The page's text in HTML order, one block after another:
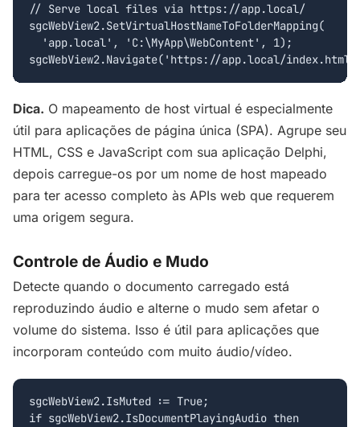
// Serve local files via https://app.local/
sgcWebView2.SetVirtualHostNameToFolderMapping(
  'app.local', 'C:\MyApp\WebContent', 1);
sgcWebView2.Navigate('https://app.local/
Dica. O mapeamento de host virtual é especialmente
útil para aplicações de página única (SPA). Agrupe seu
HTML, CSS e JavaScript com sua aplicação Delphi,
depois carregue-os por um nome de host mapeado
para ter acesso completo às APIs web que requerem
uma origem segura.
Controle de Áudio e Mudo
Detecte quando o documento carregado está
reproduzindo áudio e alterne o mudo sem afetar o
volume do sistema. Isso é útil para aplicações que
incorporam conteúdo com muito áudio/vídeo.
sgcWebView2.IsMuted := True;
if sgcWebView2.IsDocumentPlayingAudio then